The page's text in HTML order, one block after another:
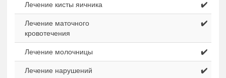
Лечение кисты яичника ✔️
Лечение маточного
кровотечения
✔️
Лечение молочницы ✔️
Лечение нарушений
✔️